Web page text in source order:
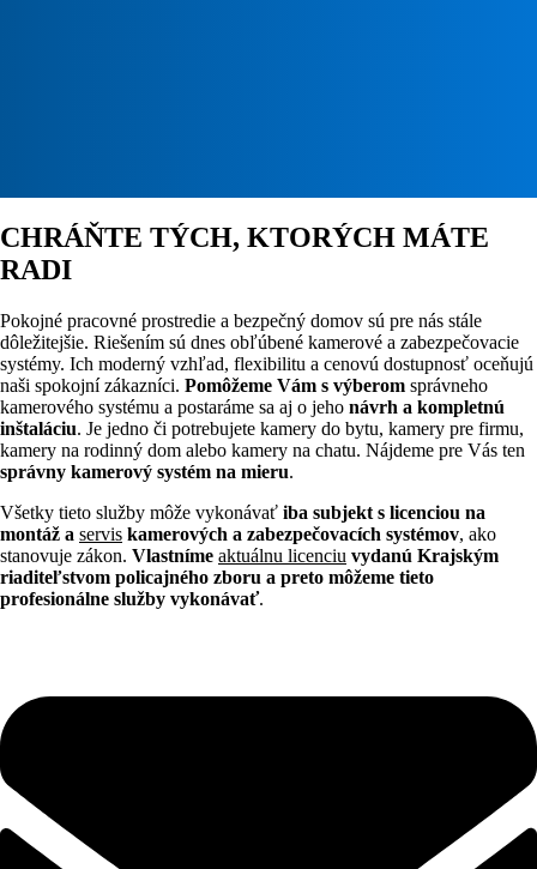
CHRÁŇTE TÝCH, KTORÝCH MÁTE
RADI
Pokojné pracovné prostredie a bezpečný domov sú pre nás stále
dôležitejšie. Riešením sú dnes obľúbené kamerové a zabezpečovacie
systémy. Ich moderný vzhľad, flexibilitu a cenovú dostupnosť oceňujú
naši spokojní zákazníci. Pomôžeme Vám s výberom správneho
kamerového systému a postaráme sa aj o jeho návrh a kompletnú
inštaláciu. Je jedno či potrebujete kamery do bytu, kamery pre firmu,
kamery na rodinný dom alebo kamery na chatu. Nájdeme pre Vás ten
správny kamerový systém na mieru.
Všetky tieto služby môže vykonávať iba subjekt s licenciou na
montáž a servis kamerových a zabezpečovacích systémov, ako
stanovuje zákon. Vlastníme aktuálnu licenciu vydanú Krajským
riaditeľstvom policajného zboru a preto môžeme tieto
profesionálne služby vykonávať.